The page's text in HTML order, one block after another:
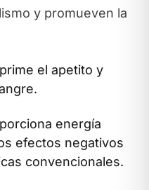
y promueven la
el apetito y
energía
efectos negativos
convencionales.